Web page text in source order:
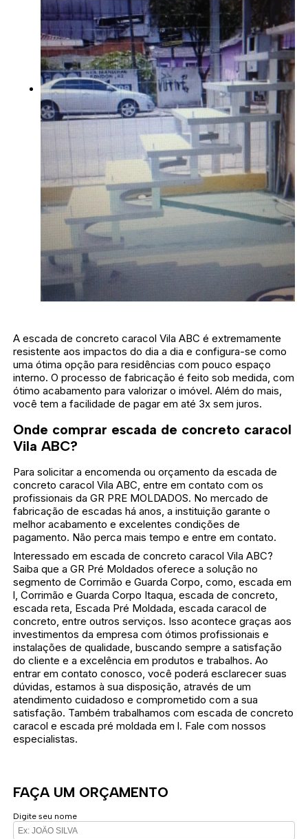
A escada de concreto caracol Vila ABC é extremamente
resistente aos impactos do dia a dia e configura-se como
uma ótima opção para residências com pouco espaço
interno. O processo de fabricação é feito sob medida, com
ótimo acabamento para valorizar o imóvel. Além do mais,
você tem a facilidade de pagar em até 3x sem juros.
Onde comprar escada de concreto caracol
Vila ABC?
Para solicitar a encomenda ou orçamento da escada de
concreto caracol Vila ABC, entre em contato com os
profissionais da GR PRE MOLDADOS. No mercado de
fabricação de escadas há anos, a instituição garante o
melhor acabamento e excelentes condições de
pagamento. Não perca mais tempo e entre em contato.
Interessado em escada de concreto caracol Vila ABC?
Saiba que a GR Pré Moldados oferece a solução no
segmento de Corrimão e Guarda Corpo, como, escada em
l, Corrimão e Guarda Corpo Itaqua, escada de concreto,
escada reta, Escada Pré Moldada, escada caracol de
concreto, entre outros serviços. Isso acontece graças aos
investimentos da empresa com ótimos profissionais e
instalações de qualidade, buscando sempre a satisfação
do cliente e a excelência em produtos e trabalhos. Ao
entrar em contato conosco, você poderá esclarecer suas
dúvidas, estamos à sua disposição, através de um
atendimento cuidadoso e comprometido com a sua
satisfação. Também trabalhamos com escada de concreto
caracol e escada pré moldada em l. Fale com nossos
especialistas.
FAÇA UM ORÇAMENTO
Digite seu nome